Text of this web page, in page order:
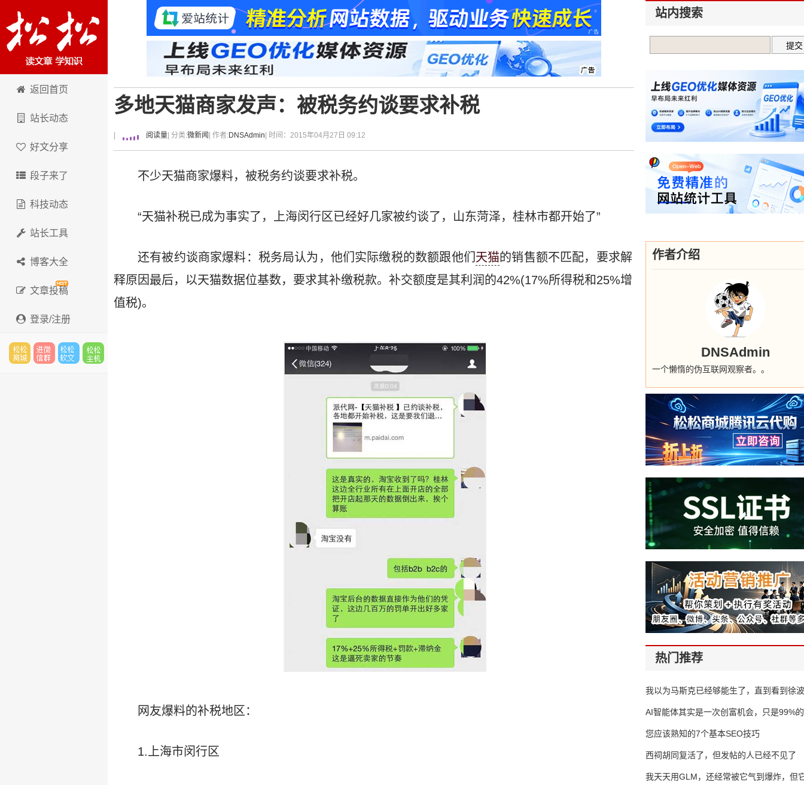
卢松松博客
返回首页
站长动态
好文分享
段子来了
科技动态
站长工具
博客大全
文章投稿
登录/注册
多地天猫商家发声：被税务约谈要求补税
阅读量 | 分类:微新闻 | 作者:DNSAdmin | 时间：2015年04月27日 09:12
不少天猫商家爆料，被税务约谈要求补税。
“天猫补税已成为事实了，上海闵行区已经好几家被约谈了，山东菏泽，桂林市都开始了”
还有被约谈商家爆料：税务局认为，他们实际缴税的数额跟他们 天猫的销售额不匹配，要求解
释原因最后，以天猫数据位基数，要求其补缴税款。补交额度是其利润的42%(17%所得税和25%增
值税)。
网友爆料的补税地区：
1.上海市闵行区
站内搜索
作者介绍
DNSAdmin
一个懒惰的伪互联网观察者。。
热门推荐
我以为马斯克已经够能生了，直到看到
AI智能体其实是一次创富机会，只是99%
错过了
您应该熟知的7个基本SEO技巧
西祠胡同复活了，但发帖的人已经不见了
我天天用GLM，还经常被它气到爆炸，但